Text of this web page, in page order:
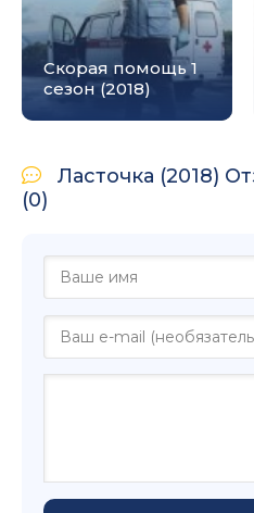
Скорая помощь 1
сезон (2018)
Ласточка (2018)
(0)